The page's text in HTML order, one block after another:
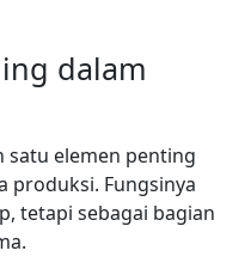
dalam
satu elemen penting
produksi. Fungsinya
tetapi sebagai bagian